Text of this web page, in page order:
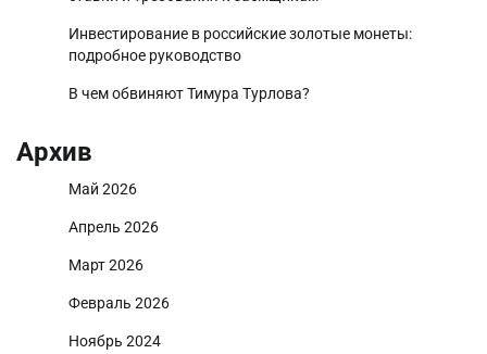
Инвестирование в российские золотые монеты:
подробное руководство
В чем обвиняют Тимура Турлова?
Архив
Май 2026
Апрель 2026
Март 2026
Февраль 2026
Ноябрь 2024